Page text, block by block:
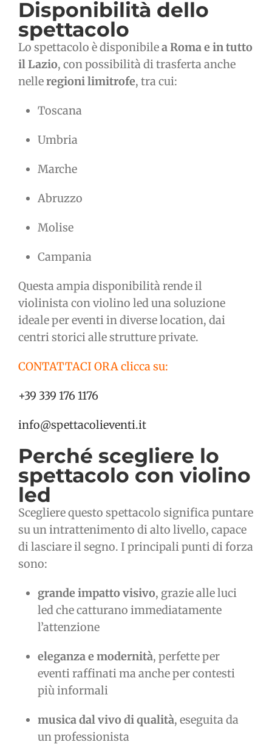
Disponibilità dello
spettacolo
Lo spettacolo è disponibilea Roma e in tutto
il Lazio, con possibilità di trasferta anche
nelleregioni limitrofe, tra cui:
Toscana
Umbria
Marche
Abruzzo
Molise
Campania
Questa ampia disponibilità rende il
violinista con violino led una soluzione
ideale per eventi in diverse location, dai
centri storici alle strutture private.
CONTATTACI ORA clicca su:
+39 339 176 1176
info@spettacolieventi.it
Perché scegliere lo
spettacolo con violino
led
Scegliere questo spettacolo significa puntare
su un intrattenimento di alto livello, capace
di lasciare il segno. I principali punti di forza
sono:
grande impatto visivo, grazie alle luci
led che catturano immediatamente
l’attenzione
eleganza e modernità, perfette per
eventi raffinati ma anche per contesti
più informali
musica dal vivo di qualità, eseguita da
un professionista